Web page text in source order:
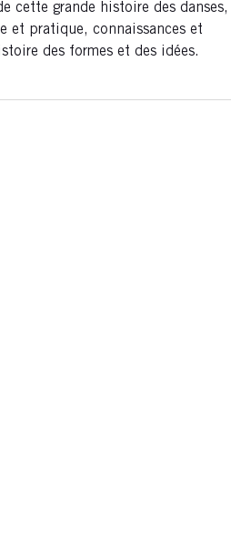
cette grande histoire des danses,
et pratique, connaissances et
des formes et des idées.